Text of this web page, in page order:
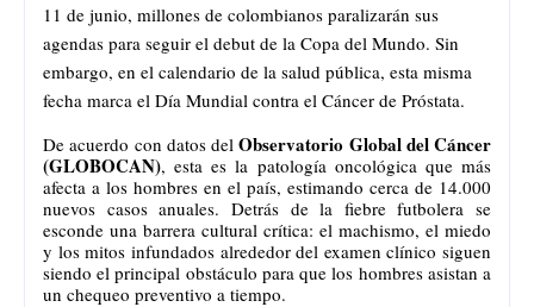
11 de junio, millones de colombianos paralizarán sus
agendas para seguir el debut de la Copa del Mundo. Sin
embargo, en el calendario de la salud pública, esta misma
fecha marca el Día Mundial contra el Cáncer de Próstata.
De acuerdo con datos del Observatorio Global del Cáncer
(GLOBOCAN), esta es la patología oncológica que más
afecta a los hombres en el país, estimando cerca de 14.000
nuevos casos anuales. Detrás de la fiebre futbolera se
esconde una barrera cultural crítica: el machismo, el miedo
y los mitos infundados alrededor del examen clínico siguen
siendo el principal obstáculo para que los hombres asistan a
un chequeo preventivo a tiempo.